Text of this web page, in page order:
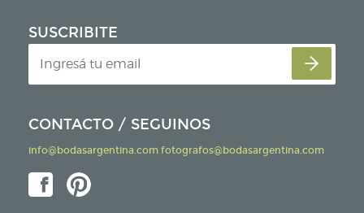
SUSCRIBITE
CONTACTO / SEGUINOS
info@bodasargentina.com fotografos@bodasargentina.com